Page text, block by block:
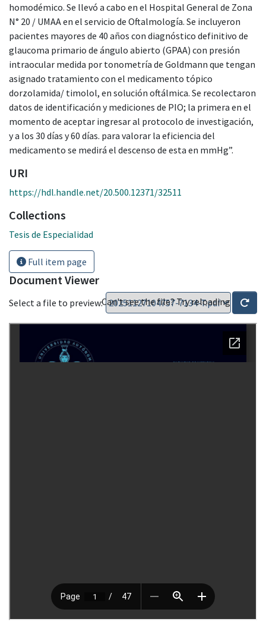
homodémico. Se llevó a cabo en el Hospital General de Zona
N° 20 / UMAA en el servicio de Oftalmología. Se incluyeron
pacientes mayores de 40 años con diagnóstico definitivo de
glaucoma primario de ángulo abierto (GPAA) con presión
intraocular medida por tonometría de Goldmann que tengan
asignado tratamiento con el medicamento tópico
dorzolamida/ timolol, en solución oftálmica. Se recolectaron
datos de identificación y mediciones de PIO; la primera en el
momento de aceptar ingresar al protocolo de investigación,
y a los 30 días y 60 días. para valorar la eficiencia del
medicamento se medirá el descenso de esta en mmHg”.
URI
https://hdl.handle.net/20.500.12371/32511
Collections
Tesis de Especialidad
Full item page
Document Viewer
Select a file to preview:Can't see the file? Try reloading